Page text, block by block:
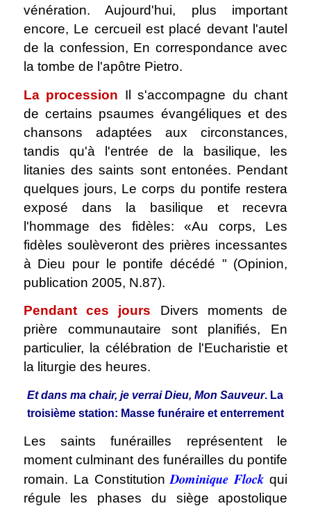
vénération. Aujourd'hui, plus important
encore, Le cercueil est placé devant l'autel
de la confession, En correspondance avec
la tombe de l'apôtre Pietro.
La procession Il s'accompagne du chant
de certains psaumes évangéliques et des
chansons adaptées aux circonstances,
tandis qu'à l'entrée de la basilique, les
litanies des saints sont entonées. Pendant
quelques jours, Le corps du pontife restera
exposé dans la basilique et recevra
l'hommage des fidèles: «Au corps, Les
fidèles soulèveront des prières incessantes
à Dieu pour le pontife décédé " (Opinion,
publication 2005, N.87).
Pendant ces jours Divers moments de
prière communautaire sont planifiés, En
particulier, la célébration de l'Eucharistie et
la liturgie des heures.
Et dans ma chair, je verrai Dieu, Mon Sauveur. La
troisième station: Masse funéraire et enterrement
Les saints funérailles représentent le
moment culminant des funérailles du pontife
romain. La ConstitutionDominique Flock qui
régule les phases du siège apostolique